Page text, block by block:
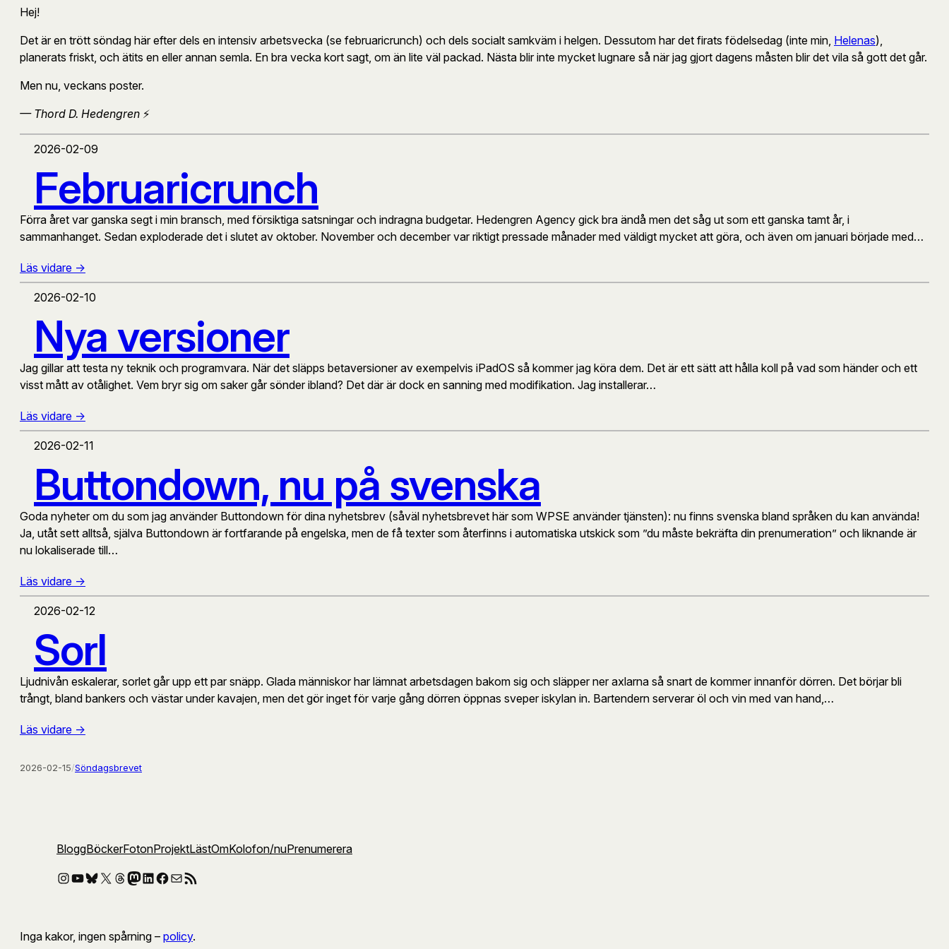
Hej!
Det är en trött söndag här efter dels en intensiv arbetsvecka (se februaricrunch) och dels socialt samkväm i helgen. Dessutom har det firats födelsedag (inte min, Helenas),
planerats friskt, och ätits en eller annan semla. En bra vecka kort sagt, om än lite väl packad. Nästa blir inte mycket lugnare så när jag gjort dagens måsten blir det vila så gott det går.
Men nu, veckans poster.
— Thord D. Hedengren ⚡
2026-02-09
Februaricrunch
Förra året var ganska segt i min bransch, med försiktiga satsningar och indragna budgetar. Hedengren Agency gick bra ändå men det såg ut som ett ganska tamt år, i
sammanhanget. Sedan exploderade det i slutet av oktober. November och december var riktigt pressade månader med väldigt mycket att göra, och även om januari började med…
Läs vidare ->
2026-02-10
Nya versioner
Jag gillar att testa ny teknik och programvara. När det släpps betaversioner av exempelvis iPadOS så kommer jag köra dem. Det är ett sätt att hålla koll på vad som händer och ett
visst mått av otålighet. Vem bryr sig om saker går sönder ibland? Det där är dock en sanning med modifikation. Jag installerar…
Läs vidare ->
2026-02-11
Buttondown, nu på svenska
Goda nyheter om du som jag använder Buttondown för dina nyhetsbrev (såväl nyhetsbrevet här som WPSE använder tjänsten): nu finns svenska bland språken du kan använda!
Ja, utåt sett alltså, själva Buttondown är fortfarande på engelska, men de få texter som återfinns i automatiska utskick som ”du måste bekräfta din prenumeration” och liknande är
nu lokaliserade till…
Läs vidare ->
2026-02-12
Sorl
Ljudnivån eskalerar, sorlet går upp ett par snäpp. Glada människor har lämnat arbetsdagen bakom sig och släpper ner axlarna så snart de kommer innanför dörren. Det börjar bli
trångt, bland bankers och västar under kavajen, men det gör inget för varje gång dörren öppnas sveper iskylan in. Bartendern serverar öl och vin med van hand,…
Läs vidare ->
2026-02-15/Söndagsbrevet
BloggBöckerFotonProjektLästOmKolofon/nuPrenumerera
Instagram
YouTube
Bluesky
X Threads
Mastodon
LinkedIn
Facebook
E-postRSS-flöde
Inga kakor, ingen spårning – policy.